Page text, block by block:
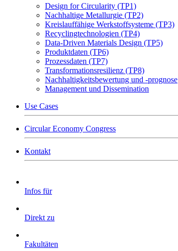
Design for Circularity (TP1)
Nachhaltige Metallurgie (TP2)
Kreislauffähige Werkstoffsysteme (TP3)
Recyclingtechnologien (TP4)
Data-Driven Materials Design (TP5)
Produktdaten (TP6)
Prozessdaten (TP7)
Transformationsresilienz (TP8)
Nachhaltigkeitsbewertung und -prognose
Management und Dissemination
Use Cases
Circular Economy Congress
Kontakt
Infos für
Direkt zu
Fakultäten